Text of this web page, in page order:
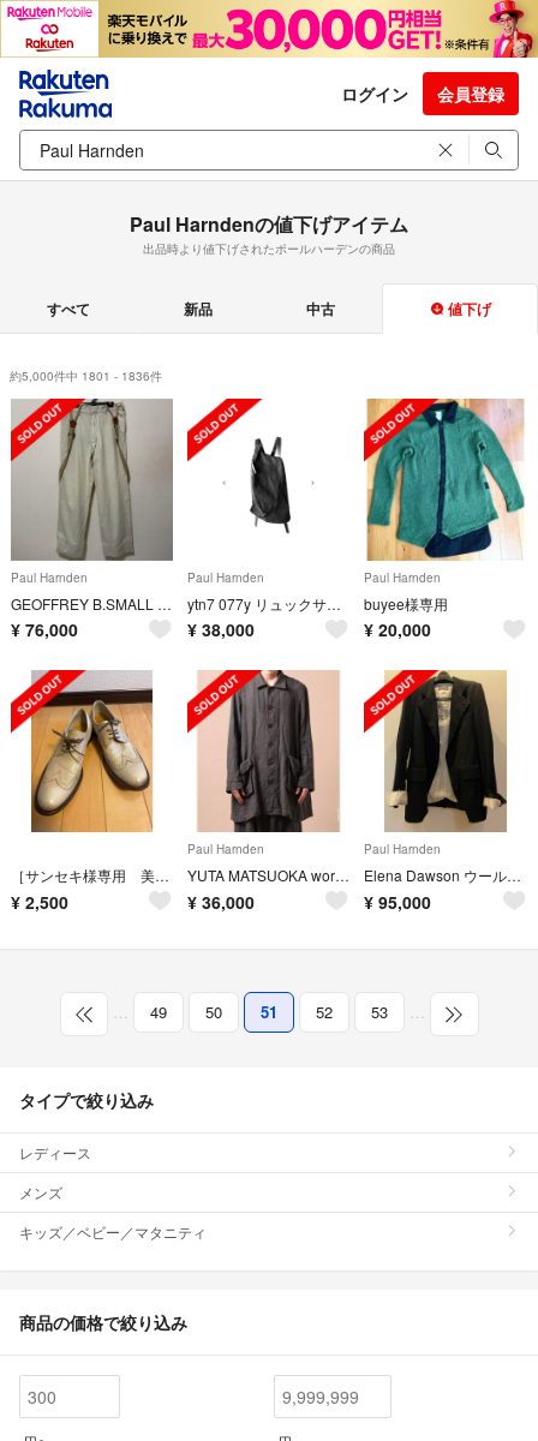
ログイン 会員登録
Paul Harndenの値下げアイテム
出品時より値下げされたポールハーデンの商品
すべて 新品 中古 値下げ
約5,000件中 1801 - 1836件
Paul Harnden
GEOFFREY B.SMALL "SUSPENDER Pants" Beige
¥ 76,000
Paul Harnden
ytn7 077y リュックサック レザーバックパック
¥ 38,000
Paul Harnden
buyee様専用
¥ 20,000
［サンセキ様専用 美品］Paulmay ウイングチップ ベージュ 26.5cm
¥ 2,500
Paul Harnden
YUTA MATSUOKA work shirt jacket
¥ 36,000
Paul Harnden
Elena Dawson ウール スーツ地ジャケット
¥ 95,000
… 49 50 51 52 53 …
タイプで絞り込み
レディース
メンズ
キッズ／ベビー／マタニティ
商品の価格で絞り込み